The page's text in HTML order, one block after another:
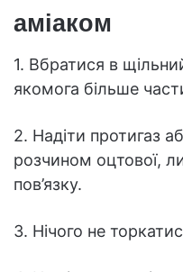
аміаком
1. Вбратися в
якомога більше
2. Надіти протигаз
розчином оцтової,
пов’язку.
3. Нічого не